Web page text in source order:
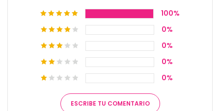
en la
calificación de
cliente
0%
0%
0%
0%
100%
ESCRIBE TU COMENTARIO